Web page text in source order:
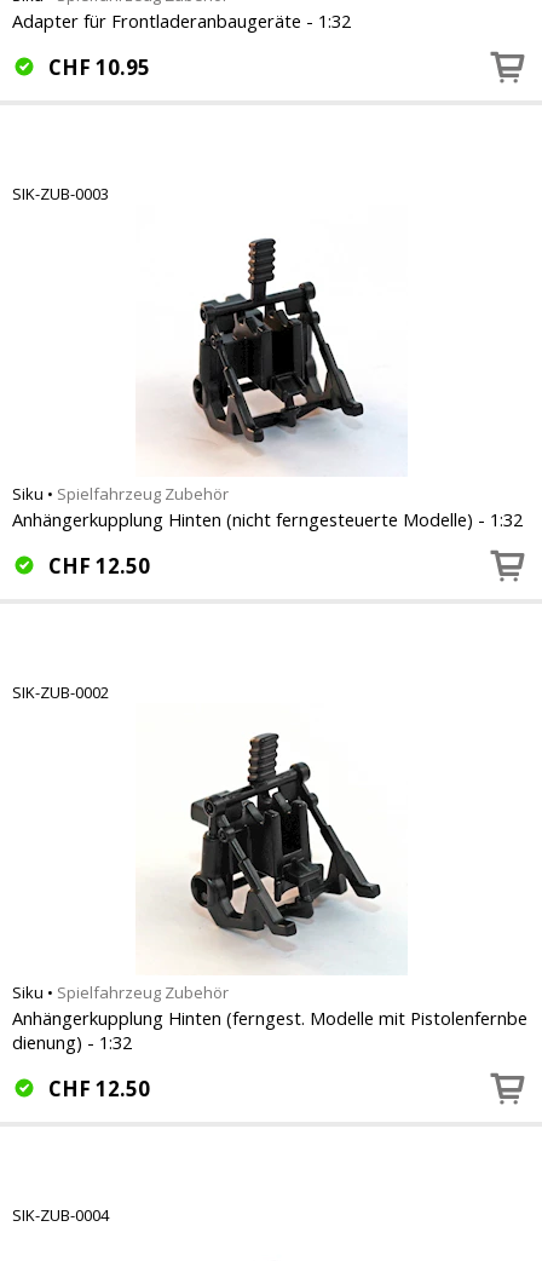
Adapter für Frontladeranbaugeräte - 1:32
CHF 10.95
SIK-ZUB-0003
Siku • Spielfahrzeug Zubehör
Anhängerkupplung Hinten (nicht ferngesteuerte Modelle) - 1:32
CHF 12.50
SIK-ZUB-0002
Siku • Spielfahrzeug Zubehör
Anhängerkupplung Hinten (ferngest. Modelle mit Pistolenfernbe
dienung) - 1:32
CHF 12.50
SIK-ZUB-0004